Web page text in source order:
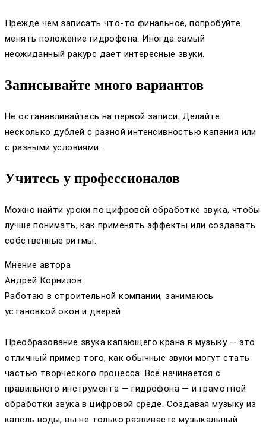
Прежде чем записать что-то финальное, попробуйте
менять положение гидрофона. Иногда самый
неожиданный ракурс дает интересные звуки.
Записывайте много вариантов
Не останавливайтесь на первой записи. Делайте
несколько дублей с разной интенсивностью капания или
с разными условиями.
Учитесь у профессионалов
Можно найти уроки по цифровой обработке звука, чтобы
лучше понимать, как применять эффекты или создавать
собственные ритмы.
Мнение автора
Андрей Корнилов
Работаю в строительной компании, занимаюсь
установкой окон и дверей
Преобразование звука капающего крана в музыку — это
отличный пример того, как обычные звуки могут стать
частью творческого процесса. Всё начинается с
правильного инструмента — гидрофона — и грамотной
обработки звука в цифровой среде. Создавая музыку из
капель воды, вы не только развиваете музыкальный